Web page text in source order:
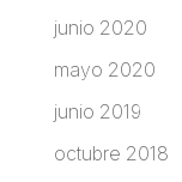
junio 2020
mayo 2020
junio 2019
octubre 2018